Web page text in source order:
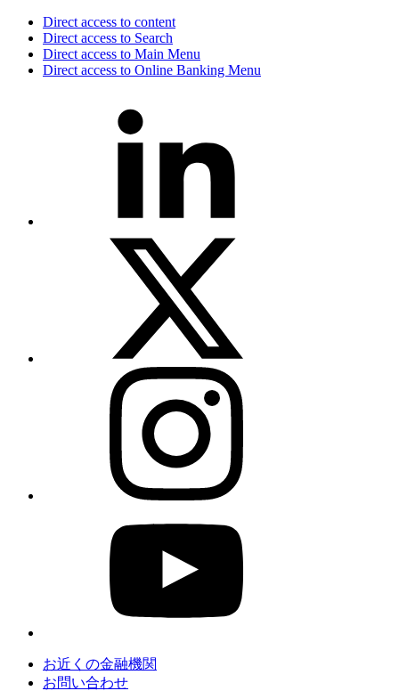
Direct access to content
Direct access to Search
Direct access to Main Menu
Direct access to Online Banking Menu
お近くの金融機関
お問い合わせ